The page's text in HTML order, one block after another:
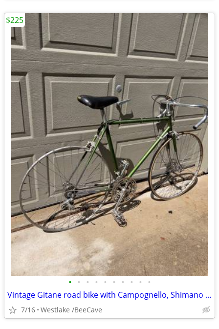
• • • • • • • • • •
Vintage Gitane road bike with Campognello, Shimano DuraAce and Cinelli
7/16 Westlake /BeeCave
$225